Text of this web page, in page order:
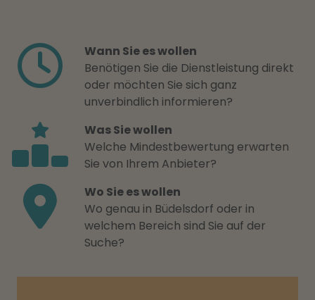
Wann Sie es wollen
Benötigen Sie die Dienstleistung direkt
oder möchten Sie sich ganz
unverbindlich informieren?
Was Sie wollen
Welche Mindestbewertung erwarten
Sie von Ihrem Anbieter?
Wo Sie es wollen
Wo genau in Büdelsdorf oder in
welchem Bereich sind Sie auf der
Suche?